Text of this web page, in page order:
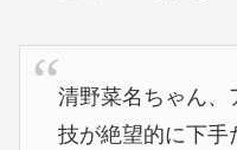
清野菜名ちゃん
技が絶望的に下手